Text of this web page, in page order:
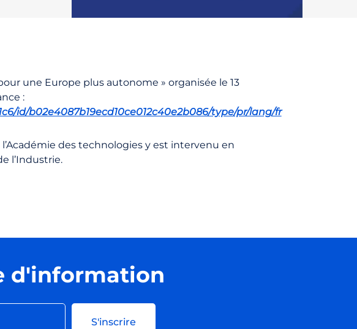
une Europe plus autonome » organisée le 13
:
id/b02e4087b19ecd10ce012c40e2b086/type/pr/lang/fr
des technologies y est intervenu en
l’Industrie.
d'information
S'inscrire